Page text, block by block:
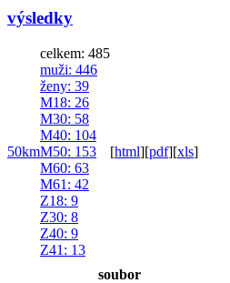
výsledky
50km
celkem: 485
muži: 446
ženy: 39
M18: 26
M30: 58
M40: 104
M50: 153
M60: 63
M61 : 42
Z18: 9
Z30: 8
Z40: 9
Z41 : 13
[html][pdf][xls]
soubor